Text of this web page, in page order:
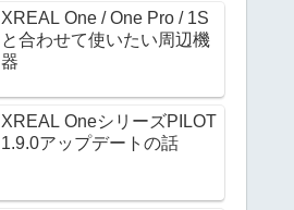
XREAL One / One Pro / 1S
と合わせて使いたい周辺機
器
XREAL OneシリーズPILOT
1.9.0アップデートの話